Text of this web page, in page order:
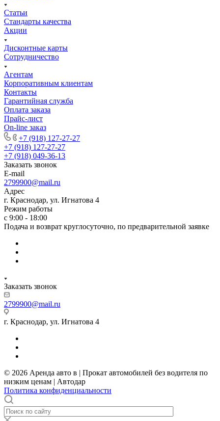
Статьи
Стандарты качества
Акции
Дисконтные карты
Сотрудничество
Агентам
Корпоративным клиентам
Контакты
Гарантийная служба
Оплата заказа
Прайс-лист
On-line заказ
+7 (918) 127-27-27
+7 (918) 127-27-27
+7 (918) 049-36-13
Заказать звонок
E-mail
2799900@mail.ru
Адрес
г. Краснодар, ул. Игнатова 4
Режим работы
с 9:00 - 18:00
Подача и возврат круглосуточно, по предварительной заявке
Заказать звонок
2799900@mail.ru
г. Краснодар, ул. Игнатова 4
© 2026 Аренда авто в | Прокат автомобилей без водителя по
низким ценам | Автодар
Политика конфиденциальности